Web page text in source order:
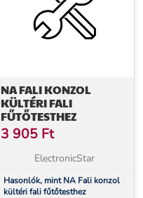
NA FALI KONZOL
KÜLTÉRI FALI
FŰTŐTESTHEZ
3 905 Ft
ElectronicStar
Hasonlók, mint NA Fali konzol
kültéri fali fűtőtesthez